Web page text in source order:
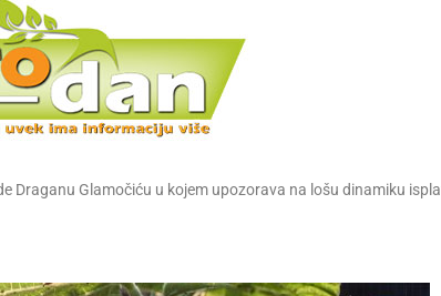
Draganu Glamočiću u kojem upozorava na lošu dinamiku